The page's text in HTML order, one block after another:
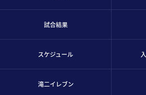
試合結果
スケジュール
滝二イレブン